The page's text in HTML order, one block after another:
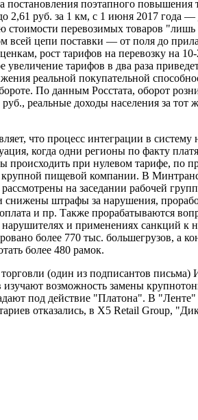
постановления поэтапного
2,61 руб. за 1 км, с 1 июня 2017 года
стоимости перевозимых товаров
всей цепи поставки — от поля до
рост тарифов на перевозку на
увеличение тарифов в два раза
реальной покупательной
По данным Росстата, оборот
реальные доходы населения за тот
что процесс интеграции в систему
когда одни регионы по факту
происходить при нулевом тарифе, по
пищевой компании. В
на заседании рабочей
штрафы за нарушения,
и пр. Также прорабатываются
и применениях санкций к
более 770 тыс. большегрузов, а
более 480 рамок.
(один из подписантов письма)
возможность замены
под действие "Платона". В "Ленте"
отказались, в X5 Retail Group,